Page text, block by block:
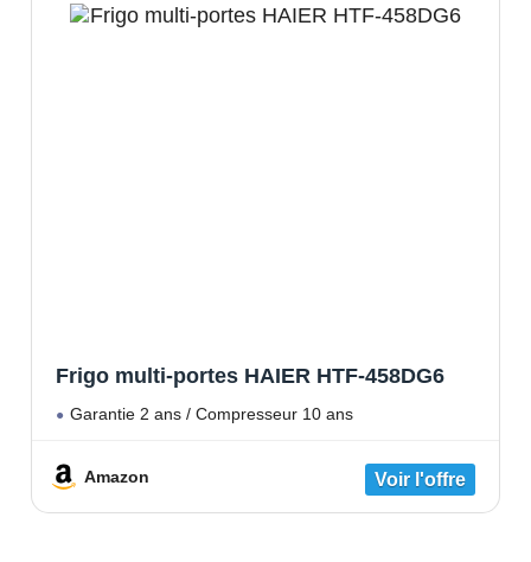
Frigo multi-portes HAIER HTF-458DG6
Garantie 2 ans / Compresseur 10 ans
Amazon